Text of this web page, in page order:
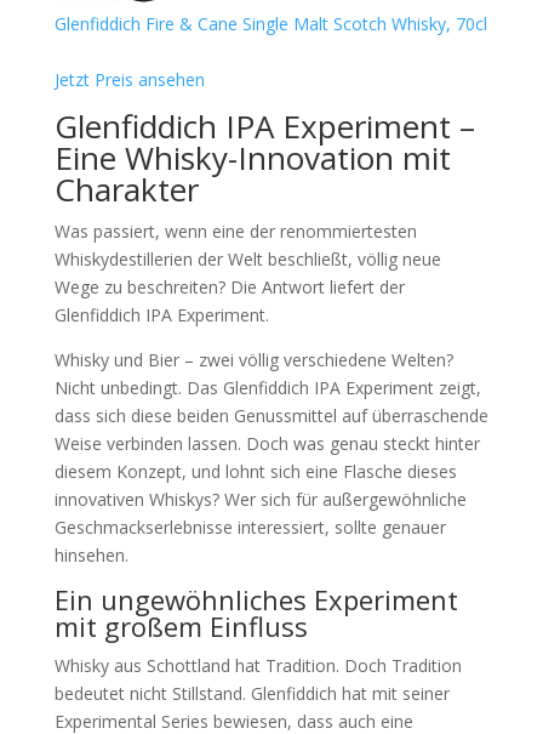
Glenfiddich Fire & Cane Single Malt Scotch Whisky, 70cl
Jetzt Preis ansehen
Glenfiddich IPA Experiment –
Eine Whisky-Innovation mit
Charakter
Was passiert, wenn eine der renommiertesten
Whiskydestillerien der Welt beschließt, völlig neue
Wege zu beschreiten? Die Antwort liefert der
Glenfiddich IPA Experiment.
Whisky und Bier – zwei völlig verschiedene Welten?
Nicht unbedingt. Das Glenfiddich IPA Experiment zeigt,
dass sich diese beiden Genussmittel auf überraschende
Weise verbinden lassen. Doch was genau steckt hinter
diesem Konzept, und lohnt sich eine Flasche dieses
innovativen Whiskys? Wer sich für außergewöhnliche
Geschmackserlebnisse interessiert, sollte genauer
hinsehen.
Ein ungewöhnliches Experiment
mit großem Einfluss
Whisky aus Schottland hat Tradition. Doch Tradition
bedeutet nicht Stillstand. Glenfiddich hat mit seiner
Experimental Series bewiesen, dass auch eine